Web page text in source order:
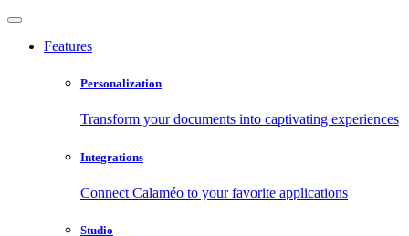
Features
Personalization
Transform your documents into captivating experiences
Integrations
Connect Calaméo to your favorite applications
Studio